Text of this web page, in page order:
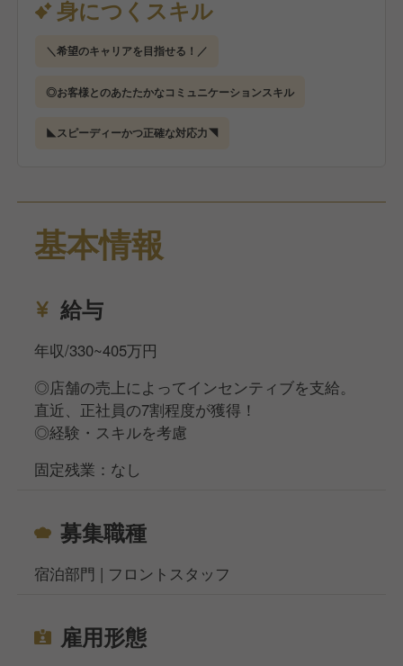
＜ホテルフロントの仕事のポイント＞
◆リピーター&長期滞在のお客様が多い！
365日均一価格、駐車場無料、レストラン併設などの
スポーツチームの合宿などで繰り返しご利用いただく
シーツやアメニティの交換、館内掃除（フロント等以
外）は別会社に委託しているため、お客様の対応に集
夜勤専任スタッフがいるので夜勤は基本的になく、
15：00～翌0：15で勤務できるので生活リズムも整い
ます。またやるべきことは時間内に片付くことが多
く、残った業務はお互い次のシフトの方にわたせる体
制なので、残業はほぼありません。
で、1人だけになることは基本的にありません。
身につくスキル
＼希望のキャリアを目指せる！／
◎お客様とのあたたかなコミュニケーションスキル
◣スピーディーかつ正確な対応力◥
基本情報
給与
年収/330~405万円
◎店舗の売上によってインセンティブを支給。
直近、正社員の7割程度が獲得！
◎経験・スキルを考慮
固定残業：なし
募集職種
宿泊部門 | フロントスタッフ
雇用形態